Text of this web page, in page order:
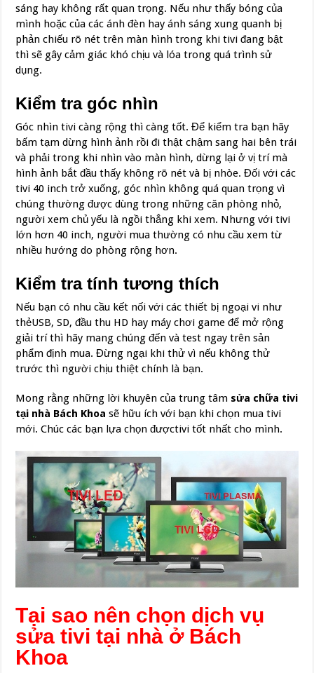
sáng hay không rất quan trọng. Nếu như thấy bóng của
mình hoặc của các ánh đèn hay ánh sáng xung quanh bị
phản chiếu rõ nét trên màn hình trong khi tivi đang bật
thì sẽ gây cảm giác khó chịu và lóa trong quá trình sử
dụng.
Kiểm tra góc nhìn
Góc nhìn tivi càng rộng thì càng tốt. Để kiểm tra bạn hãy
bấm tạm dừng hình ảnh rồi đi thật chậm sang hai bên trái
và phải trong khi nhìn vào màn hình, dừng lại ở vị trí mà
hình ảnh bắt đầu thấy không rõ nét và bị nhòe. Đối với các
tivi 40 inch trở xuống, góc nhìn không quá quan trọng vì
chúng thường được dùng trong những căn phòng nhỏ,
người xem chủ yếu là ngồi thẳng khi xem. Nhưng với tivi
lớn hơn 40 inch, người mua thường có nhu cầu xem từ
nhiều hướng do phòng rộng hơn.
Kiểm tra tính tương thích
Nếu bạn có nhu cầu kết nối với các thiết bị ngoại vi như
thẻUSB, SD, đầu thu HD hay máy chơi game để mở rộng
giải trí thì hãy mang chúng đến và test ngay trên sản
phẩm định mua. Đừng ngại khi thử vì nếu không thử
trước thì người chịu thiệt chính là bạn.
Mong rằng những lời khuyên của trung tâm sửa chữa tivi
tại nhà Bách Khoa sẽ hữu ích với bạn khi chọn mua tivi
mới. Chúc các bạn lựa chọn đượctivi tốt nhất cho mình.
Tại sao nên chọn dịch vụ
sửa tivi tại nhà ở Bách
Khoa